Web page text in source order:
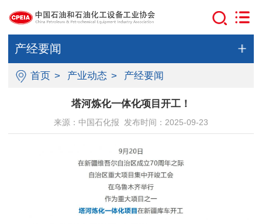
产经要闻
首页 > 产业动态 > 产经要闻
塔河炼化一体化项目开工！
来源：中国石化报 发布时间：2025-09-23